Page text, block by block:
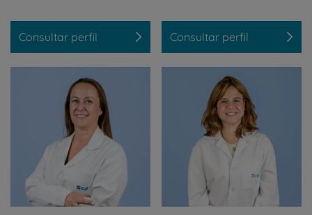
Consultar perfil Consultar perfil